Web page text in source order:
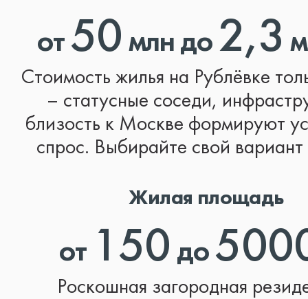
от 50 млн до 2,3
Стоимость жилья на Рублёвке
– статусные соседи,
близость к Москве формируют
спрос. Выбирайте свой вариант
Жилая площадь
от 150 до
Роскошная загородная